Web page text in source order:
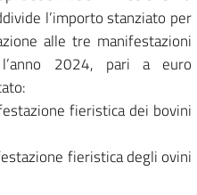
l’importo stanziato per
alle tre manifestazioni
2024, pari a euro
fieristica dei bovini
fieristica degli ovini